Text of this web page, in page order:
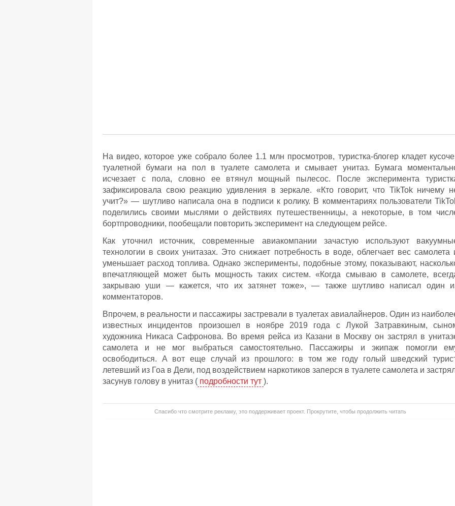
На видео, которое уже собрало более 1.1 млн просмотров, туристка-блогер кладет
туалетной бумаги на пол в туалете самолета и смывает унитаз. Бумага
исчезает с пола, словно ее втянул мощный пылесос. После эксперимента
зафиксировала свою реакцию удивления в зеркале. «Кто говорит, что TikTok ничему
учит?» — шутливо написала она в подписи к ролику. В комментариях пользователи
поделились своими мыслями о действиях путешественницы, а некоторые, в том
бортпроводники, пообещали повторить эксперимент на следующем рейсе.
Как уточнил источник, современные авиакомпании зачастую используют
технологии в своих унитазах. Это снижает потребность в воде, облегчает вес самолета
уменьшает расход топлива. Однако эксперименты, подобные этому, показывают,
впечатляющей может быть мощность таких систем. «Когда смываю в самолете,
закрываю уши — кажется, что их затянет тоже», — также шутливо написал один
комментаторов.
Впрочем, в реальности и пассажиры застревали в туалетах авиалайнеров. Один из
известных инцидентов произошел в ноябре 2019 года с Лукой Затравкиным,
художника Никаса Сафронова. Во время рейса из Казани в Москву он застрял в
самолета и не мог выбраться самостоятельно. Пассажиры и экипаж помогли
освободиться. А вот еще случай из прошлого: в том же году голый шведский
летевший из Гоа в Дели, под воздействием наркотиков заперся в туалете самолета и
засунув голову в унитаз ( подробности тут ).
Спасибо что смотрите рекламу, это поддерживает проект. Прокрутите, чтобы продолжить читать